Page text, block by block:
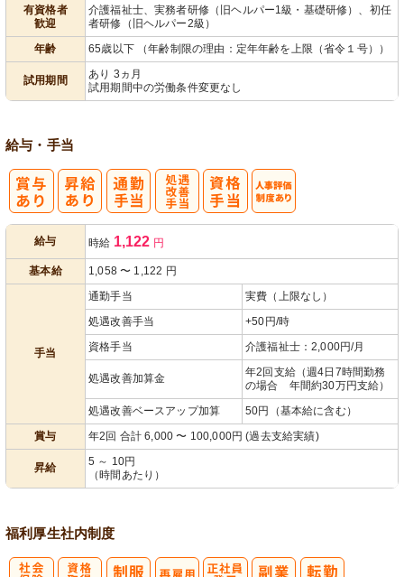
有資格者
歓迎
介護福祉士、実務者研修（旧ヘルパー1級・基礎研修）、初任
者研修（旧ヘルパー2級）
年齢
65歳以下 （年齢制限の理由：定年年齢を上限（省令１号））
試用期間
あり 3ヵ月
試用期間中の労働条件変更なし
給与・手当
給与 時給 1,122 円
基本給 1,058 〜 1,122 円
手当
通勤手当
実費（上限なし）
処遇改善手当
+50円/時
資格手当
介護福祉士：2,000円/月
処遇改善加算金
年2回支給（週4日7時間勤務
の場合 年間約30万円支給）
処遇改善ベースアップ加算
50円（基本給に含む）
賞与
年2回 合計 6,000 〜 100,000円 (過去支給実績)
昇給
5 ～ 10円
（時間あたり）
福利厚生社内制度